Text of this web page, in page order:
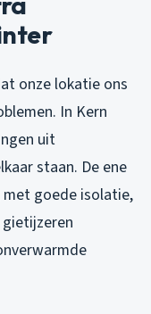
onze lokatie ons
In Kern
uit
staan. De ene
goede isolatie,